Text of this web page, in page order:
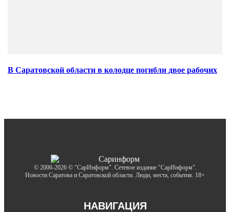
В Саратовской области в колодце погибли двое рабочих
© 2006-2026 © "СарИнформ". Сетевое издание "СарИнформ".
Новости Саратова и Саратовской области. Люди, места, события. 18+
НАВИГАЦИЯ